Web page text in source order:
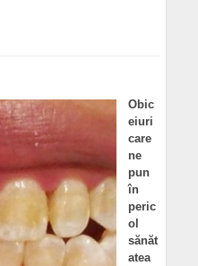
Obic
eiuri
care
ne
pun
în
peric
ol
sănăt
atea